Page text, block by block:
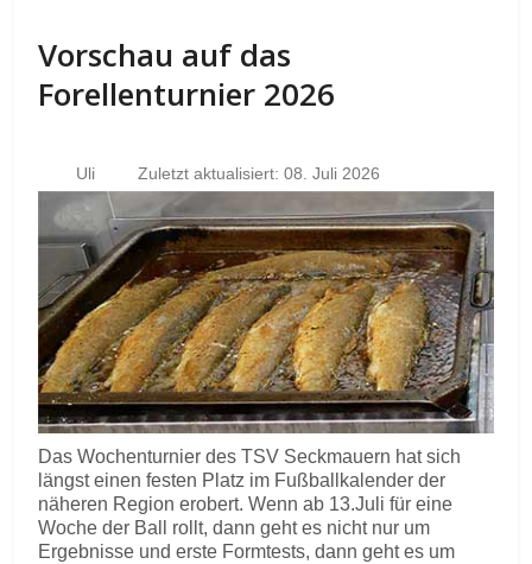
Vorschau auf das
Forellenturnier 2026
Uli Zuletzt aktualisiert: 08. Juli 2026
Das Wochenturnier des TSV Seckmauern hat sich
längst einen festen Platz im Fußballkalender der
näheren Region erobert. Wenn ab 13.Juli für eine
Woche der Ball rollt, dann geht es nicht nur um
Ergebnisse und erste Formtests, dann geht es um